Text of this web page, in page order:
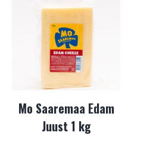
Mo Saaremaa Edam
Juust 1 kg